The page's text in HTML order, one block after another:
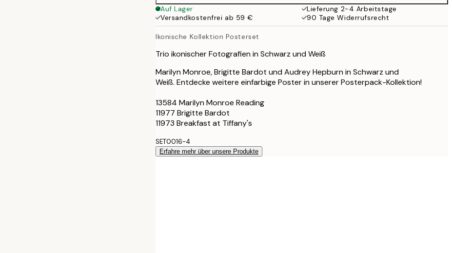
49,35 €
82,35 €
50x50 cm
Auf Lager
Lieferung 2-4 Arbeitstage
Versandkostenfrei ab 59 €
90 Tage Widerrufsrecht
Ikonische Kollektion Posterset
Trio ikonischer Fotografien in Schwarz und Weiß
Marilyn Monroe, Brigitte Bardot und Audrey Hepburn in Schwarz und
Weiß. Entdecke weitere einfarbige Poster in unserer Posterpack-Kollektion!
13584 Marilyn Monroe Reading
11977 Brigitte Bardot
11973 Breakfast at Tiffany's
SET0016-4
Erfahre mehr über unsere Produkte